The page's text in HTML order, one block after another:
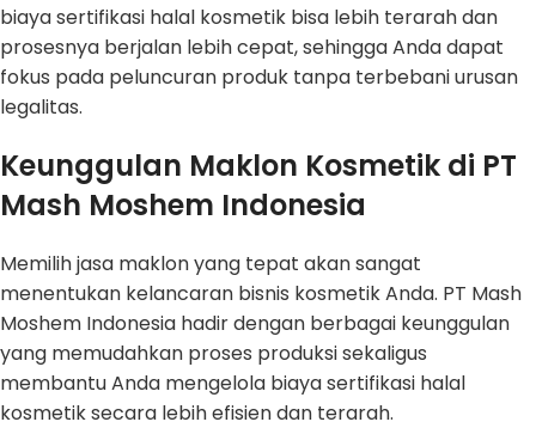
biaya sertifikasi halal kosmetik bisa lebih terarah dan
prosesnya berjalan lebih cepat, sehingga Anda dapat
fokus pada peluncuran produk tanpa terbebani urusan
legalitas.
Keunggulan Maklon Kosmetik di PT
Mash Moshem Indonesia
Memilih jasa maklon yang tepat akan sangat
menentukan kelancaran bisnis kosmetik Anda. PT Mash
Moshem Indonesia hadir dengan berbagai keunggulan
yang memudahkan proses produksi sekaligus
membantu Anda mengelola biaya sertifikasi halal
kosmetik secara lebih efisien dan terarah.